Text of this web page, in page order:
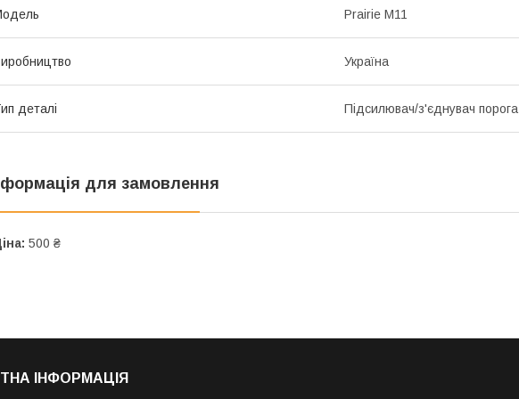
Prairie M11
Україна
деталі Підсилювач/з'єднувач порога
для замовлення
500 ₴
ІНФОРМАЦІЯ